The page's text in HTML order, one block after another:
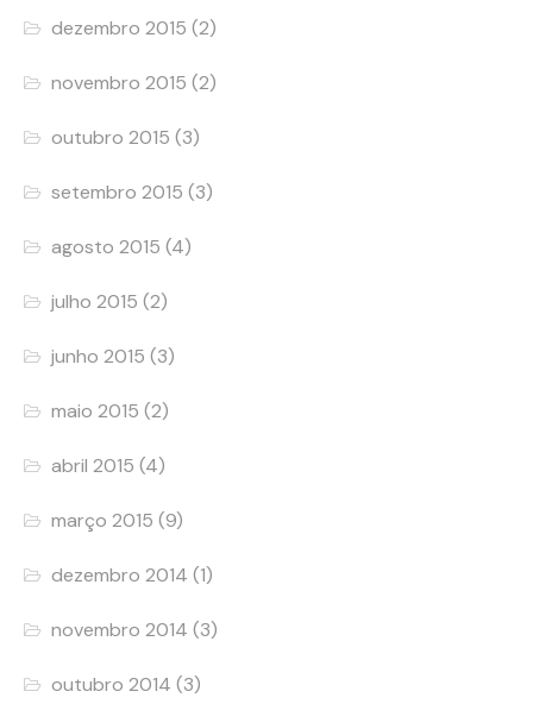
dezembro 2015 (2)
novembro 2015 (2)
outubro 2015 (3)
setembro 2015 (3)
agosto 2015 (4)
julho 2015 (2)
junho 2015 (3)
maio 2015 (2)
abril 2015 (4)
março 2015 (9)
dezembro 2014 (1)
novembro 2014 (3)
outubro 2014 (3)